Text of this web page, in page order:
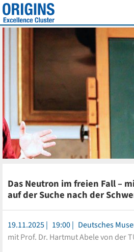
Das Neutron im freien Fall –
auf der Suche nach der
19.11.2025 19:00
Deutsches
mit Prof. Dr. Hartmut Abele von der